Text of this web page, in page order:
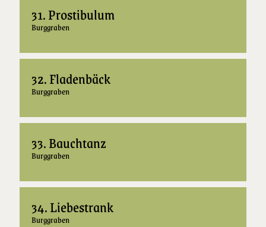
31. Prostibulum
Burggraben
32. Fladenbäck
Burggraben
33. Bauchtanz
Burggraben
34. Liebestrank
Burggraben